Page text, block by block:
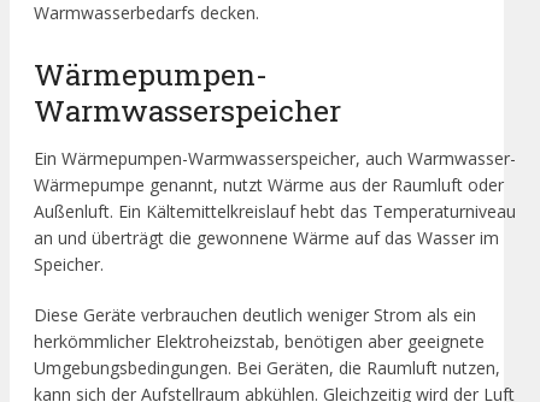
Warmwasserbedarfs decken.
Wärmepumpen-
Warmwasserspeicher
Ein Wärmepumpen-Warmwasserspeicher, auch Warmwasser-
Wärmepumpe genannt, nutzt Wärme aus der Raumluft oder
Außenluft. Ein Kältemittelkreislauf hebt das Temperaturniveau
an und überträgt die gewonnene Wärme auf das Wasser im
Speicher.
Diese Geräte verbrauchen deutlich weniger Strom als ein
herkömmlicher Elektroheizstab, benötigen aber geeignete
Umgebungsbedingungen. Bei Geräten, die Raumluft nutzen,
kann sich der Aufstellraum abkühlen. Gleichzeitig wird der Luft